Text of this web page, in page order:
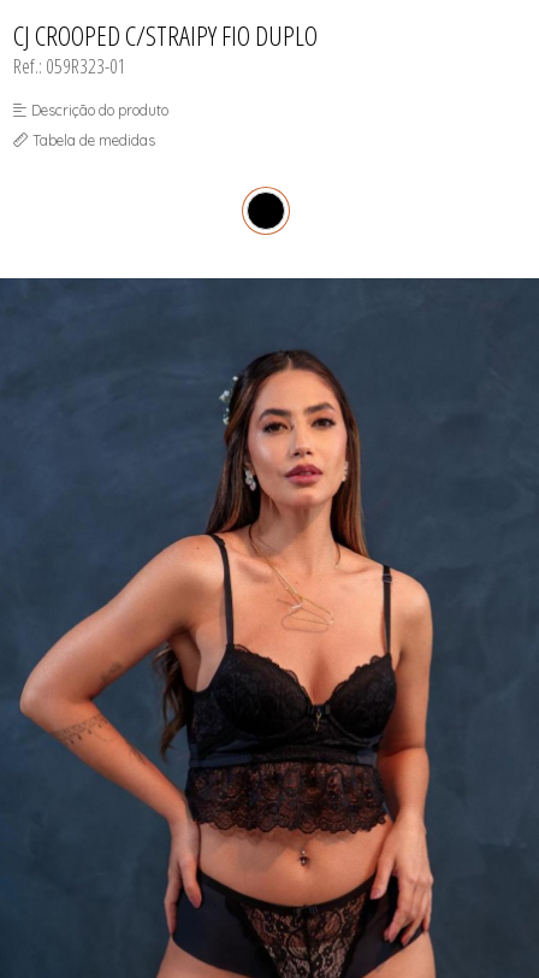
CJ CROOPED C/STRAIPY FIO DUPLO
Ref.: 059R323-01
Descrição do produto
Tabela de medidas